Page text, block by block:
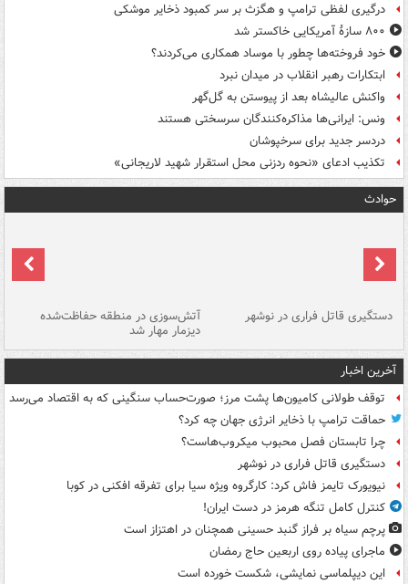
درگیری لفظی ترامپ و هگزث بر سر کمبود ذخایر موشکی
۸۰۰ سازۀ آمریکایی خاکستر شد
خود فروخته‌ها چطور با موساد همکاری می‌کردند؟
ابتکارات رهبر انقلاب در میدان نبرد
واکنش عالیشاه بعد از پیوستن به گل‌گهر
ونس: ایرانی‌ها مذاکره‌کنندگان سرسختی هستند
دردسر جدید برای سرخپوشان
تکذیب ادعای «نحوه ردزنی محل استقرار شهید لاریجانی»
حوادث
دستگیری قاتل فراری در نوشهر آتش‌سوزی در منطقه حفاظت‌شده
دیزمار مهار شد
آخرین اخبار
توقف طولانی کامیون‌ها پشت مرز؛ صورت‌حساب سنگینی که به اقتصاد می‌رسد
حماقت ترامپ با ذخایر انرژی جهان چه کرد؟
چرا تابستان فصل محبوب میکروب‌هاست؟
دستگیری قاتل فراری در نوشهر
نیویورک تایمز فاش کرد: کارگروه ویژه سیا برای تفرقه افکنی در کوبا
کنترل کامل تنگه هرمز در دست ایران!
پرچم سیاه بر فراز گنبد حسینی همچنان در اهتزاز است
ماجرای پیاده روی اربعین حاج رمضان
این دیپلماسی نمایشی، شکست خورده است